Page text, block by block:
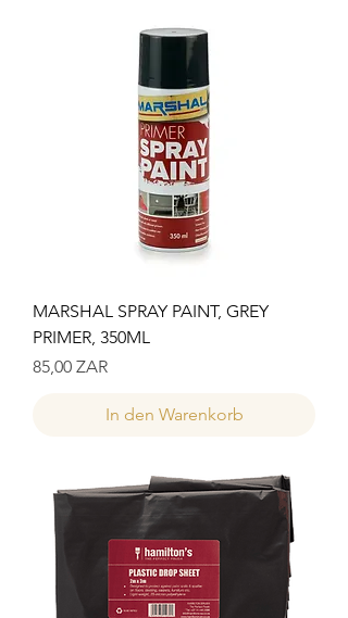
MARSHAL SPRAY PAINT, GREY
PRIMER, 350ML
Preis
85,00 ZAR
In den Warenkorb